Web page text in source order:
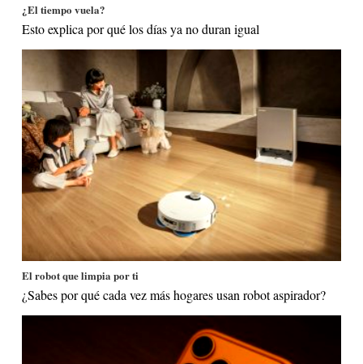
¿El tiempo vuela?
Esto explica por qué los días ya no duran igual
El robot que limpia por ti
¿Sabes por qué cada vez más hogares usan robot aspirador?